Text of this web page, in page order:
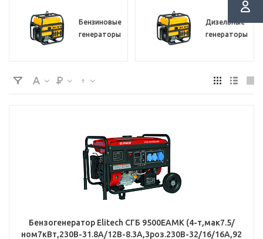
Бензиновые
генераторы
Дизельные
генераторы
Бензогенератор Elitech СГБ 9500ЕАМК (4-т,мак7.5/
ном7кВт,230В-31.8А/12В-8.3А,3роз.230В-32/16/16А,92кг